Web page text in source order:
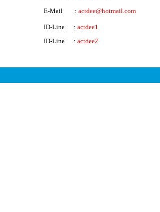
E-Mail : actdee@hotmail.com
ID-Line : actdee1
ID-Line : actdee2